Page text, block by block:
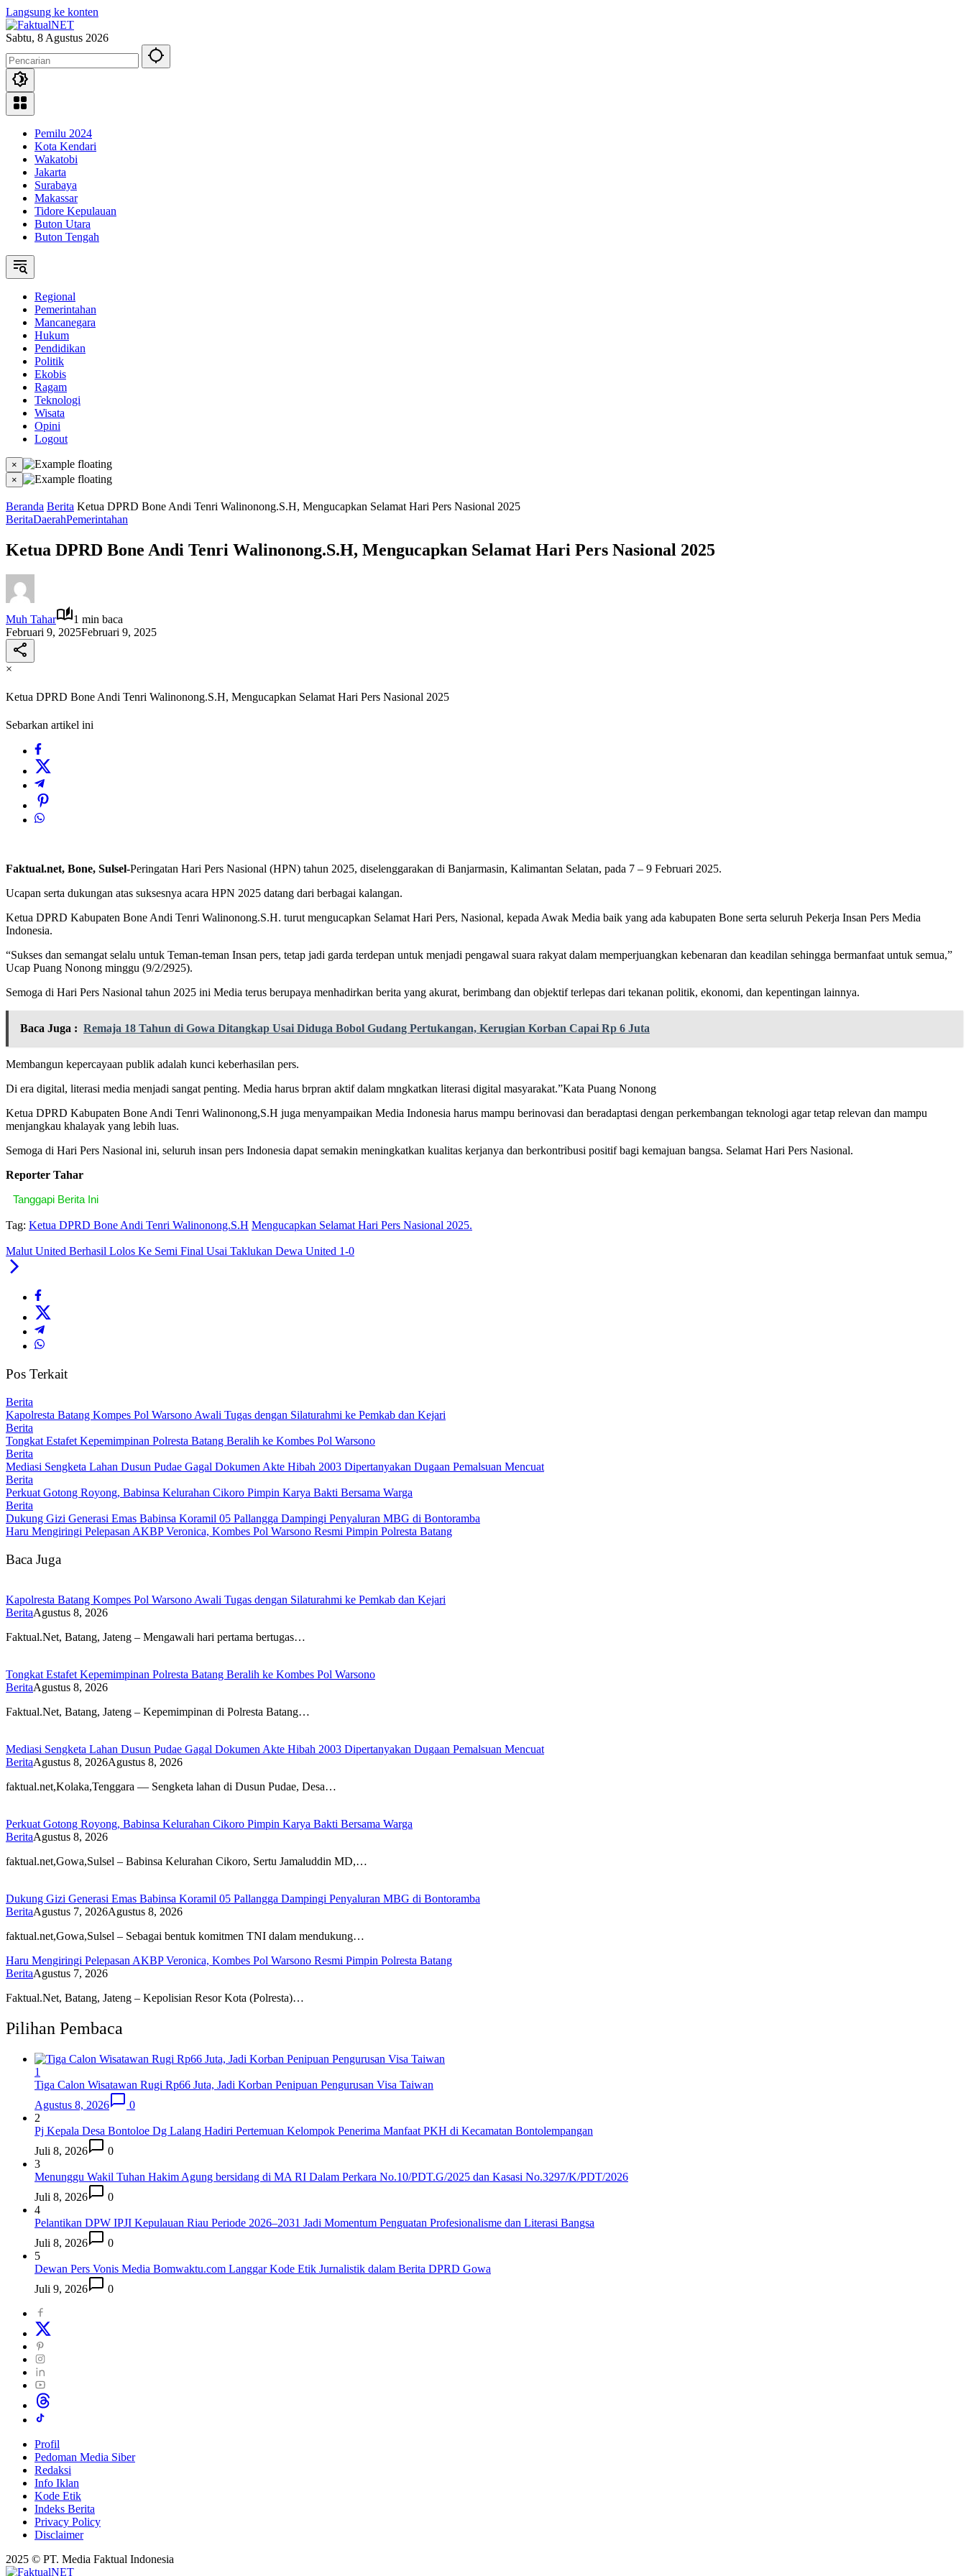
Langsung ke konten
Sabtu, 8 Agustus 2026
Pemilu 2024
Kota Kendari
Wakatobi
Jakarta
Surabaya
Makassar
Tidore Kepulauan
Buton Utara
Buton Tengah
Regional
Pemerintahan
Mancanegara
Hukum
Pendidikan
Politik
Ekobis
Ragam
Teknologi
Wisata
Opini
Logout
×
×
Beranda Berita Ketua DPRD Bone Andi Tenri Walinonong.S.H, Mengucapkan Selamat Hari Pers Nasional 2025
BeritaDaerahPemerintahan
Ketua DPRD Bone Andi Tenri Walinonong.S.H, Mengucapkan Selamat Hari Pers Nasional 2025
Muh Tahar
1 min baca
Februari 9, 2025Februari 9, 2025
×
Ketua DPRD Bone Andi Tenri Walinonong.S.H, Mengucapkan Selamat Hari Pers Nasional 2025
Sebarkan artikel ini
Faktual.net, Bone, Sulsel-Peringatan Hari Pers Nasional (HPN) tahun 2025, diselenggarakan di Banjarmasin, Kalimantan Selatan, pada 7 – 9 Februari 2025.
Ucapan serta dukungan atas suksesnya acara HPN 2025 datang dari berbagai kalangan.
Ketua DPRD Kabupaten Bone Andi Tenri Walinonong.S.H. turut mengucapkan Selamat Hari Pers, Nasional, kepada Awak Media baik yang ada kabupaten Bone serta seluruh Pekerja Insan Pers Media
Indonesia.
“Sukses dan semangat selalu untuk Teman-teman Insan pers, tetap jadi garda terdepan untuk menjadi pengawal suara rakyat dalam memperjuangkan kebenaran dan keadilan sehingga bermanfaat untuk semua,”
Ucap Puang Nonong minggu (9/2/2925).
Semoga di Hari Pers Nasional tahun 2025 ini Media terus berupaya menhadirkan berita yang akurat, berimbang dan objektif terlepas dari tekanan politik, ekonomi, dan kepentingan lainnya.
Baca Juga : Remaja 18 Tahun di Gowa Ditangkap Usai Diduga Bobol Gudang Pertukangan, Kerugian Korban Capai Rp 6 Juta
Membangun kepercayaan publik adalah kunci keberhasilan pers.
Di era digital, literasi media menjadi sangat penting. Media harus brpran aktif dalam mngkatkan literasi digital masyarakat.”Kata Puang Nonong
Ketua DPRD Kabupaten Bone Andi Tenri Walinonong,S.H juga menyampaikan Media Indonesia harus mampu berinovasi dan beradaptasi dengan perkembangan teknologi agar tetap relevan dan mampu
menjangkau khalayak yang lebih luas.
Semoga di Hari Pers Nasional ini, seluruh insan pers Indonesia dapat semakin meningkatkan kualitas kerjanya dan berkontribusi positif bagi kemajuan bangsa. Selamat Hari Pers Nasional.
Reporter Tahar
Tanggapi Berita Ini
Tag: Ketua DPRD Bone Andi Tenri Walinonong.S.H Mengucapkan Selamat Hari Pers Nasional 2025.
Malut United Berhasil Lolos Ke Semi Final Usai Taklukan Dewa United 1-0
Pos Terkait
Berita
Kapolresta Batang Kompes Pol Warsono Awali Tugas dengan Silaturahmi ke Pemkab dan Kejari
Berita
Tongkat Estafet Kepemimpinan Polresta Batang Beralih ke Kombes Pol Warsono
Berita
Mediasi Sengketa Lahan Dusun Pudae Gagal Dokumen Akte Hibah 2003 Dipertanyakan Dugaan Pemalsuan Mencuat
Berita
Perkuat Gotong Royong, Babinsa Kelurahan Cikoro Pimpin Karya Bakti Bersama Warga
Berita
Dukung Gizi Generasi Emas Babinsa Koramil 05 Pallangga Dampingi Penyaluran MBG di Bontoramba
Haru Mengiringi Pelepasan AKBP Veronica, Kombes Pol Warsono Resmi Pimpin Polresta Batang
Baca Juga
Kapolresta Batang Kompes Pol Warsono Awali Tugas dengan Silaturahmi ke Pemkab dan Kejari
BeritaAgustus 8, 2026
Faktual.Net, Batang, Jateng – Mengawali hari pertama bertugas…
Tongkat Estafet Kepemimpinan Polresta Batang Beralih ke Kombes Pol Warsono
BeritaAgustus 8, 2026
Faktual.Net, Batang, Jateng – Kepemimpinan di Polresta Batang…
Mediasi Sengketa Lahan Dusun Pudae Gagal Dokumen Akte Hibah 2003 Dipertanyakan Dugaan Pemalsuan Mencuat
BeritaAgustus 8, 2026Agustus 8, 2026
faktual.net,Kolaka,Tenggara — Sengketa lahan di Dusun Pudae, Desa…
Perkuat Gotong Royong, Babinsa Kelurahan Cikoro Pimpin Karya Bakti Bersama Warga
BeritaAgustus 8, 2026
faktual.net,Gowa,Sulsel – Babinsa Kelurahan Cikoro, Sertu Jamaluddin MD,…
Dukung Gizi Generasi Emas Babinsa Koramil 05 Pallangga Dampingi Penyaluran MBG di Bontoramba
BeritaAgustus 7, 2026Agustus 8, 2026
faktual.net,Gowa,Sulsel – Sebagai bentuk komitmen TNI dalam mendukung…
Haru Mengiringi Pelepasan AKBP Veronica, Kombes Pol Warsono Resmi Pimpin Polresta Batang
BeritaAgustus 7, 2026
Faktual.Net, Batang, Jateng – Kepolisian Resor Kota (Polresta)…
Pilihan Pembaca
1
Tiga Calon Wisatawan Rugi Rp66 Juta, Jadi Korban Penipuan Pengurusan Visa Taiwan
Agustus 8, 2026
0
2
Pj Kepala Desa Bontoloe Dg Lalang Hadiri Pertemuan Kelompok Penerima Manfaat PKH di Kecamatan Bontolempangan
Juli 8, 2026
0
3
Menunggu Wakil Tuhan Hakim Agung bersidang di MA RI Dalam Perkara No.10/PDT.G/2025 dan Kasasi No.3297/K/PDT/2026
Juli 8, 2026
0
4
Pelantikan DPW IPJI Kepulauan Riau Periode 2026–2031 Jadi Momentum Penguatan Profesionalisme dan Literasi Bangsa
Juli 8, 2026
0
5
Dewan Pers Vonis Media Bomwaktu.com Langgar Kode Etik Jurnalistik dalam Berita DPRD Gowa
Juli 9, 2026
0
Profil
Pedoman Media Siber
Redaksi
Info Iklan
Kode Etik
Indeks Berita
Privacy Policy
Disclaimer
2025 © PT. Media Faktual Indonesia